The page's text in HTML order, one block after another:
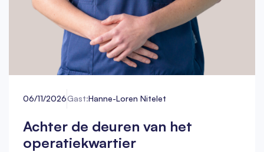
06/11/2026Gast:Hanne-Loren Nitelet
Achter de deuren van het
operatiekwartier